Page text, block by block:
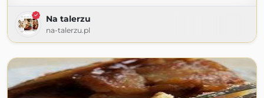
Na talerzu
na-talerzu.pl